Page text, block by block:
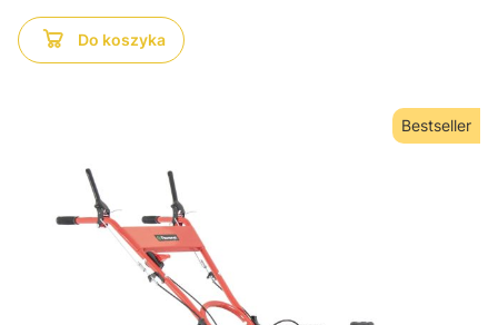
Do koszyka
Bestseller